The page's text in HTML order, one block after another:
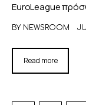
EuroLeague
BY NEWSROOM
Read more